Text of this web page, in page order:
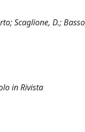
Scaglione, D.;
in Rivista